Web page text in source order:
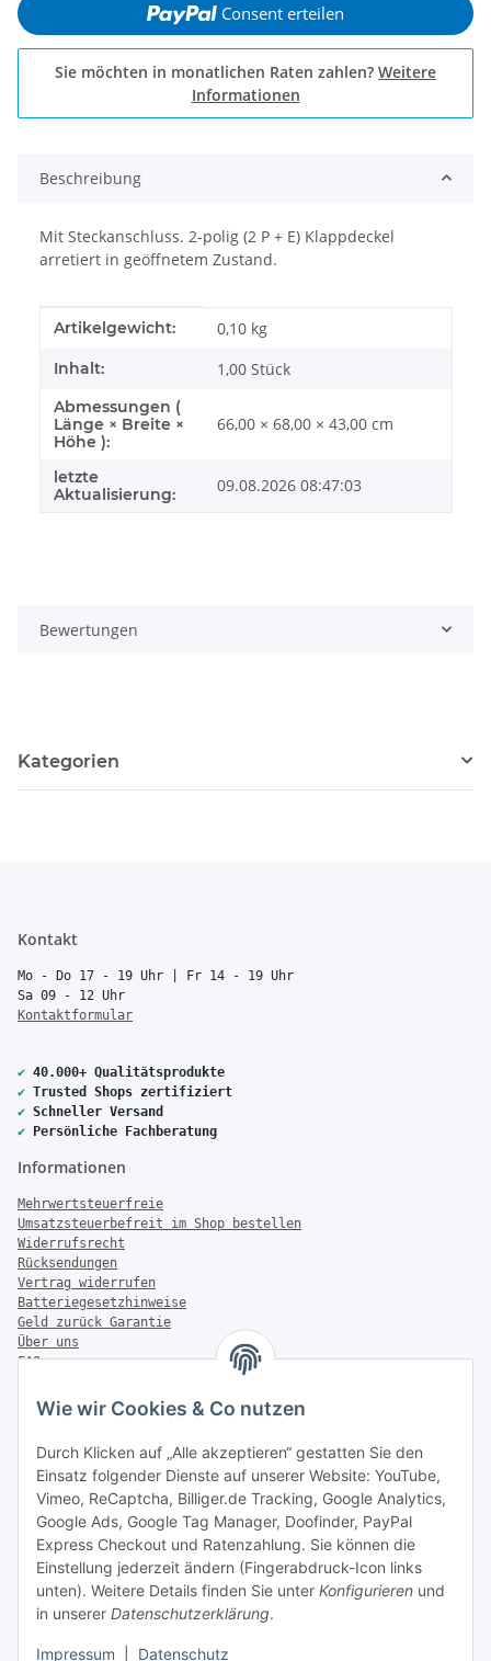
Wie wir Cookies & Co nutzen
Durch Klicken auf „Alle akzeptieren“ gestatten Sie den
Einsatz folgender Dienste auf unserer Website: YouTube,
Vimeo, ReCaptcha, Billiger.de Tracking, Google Analytics,
Google Ads, Google Tag Manager, Doofinder, PayPal
Express Checkout und Ratenzahlung. Sie können die
Einstellung jederzeit ändern (Fingerabdruck-Icon links
unten). Weitere Details finden Sie unter Konfigurieren und
in unserer Datenschutzerklärung.
Impressum Datenschutz
Consent erteilen
Sie möchten in monatlichen Raten zahlen? Weitere
Informationen
Beschreibung
Mit Steckanschluss. 2-polig (2 P + E) Klappdeckel
arretiert in geöffnetem Zustand.
Produkteigenschaft
Wert
Artikelgewicht: 0,10 kg
Inhalt: 1,00 Stück
Abmessungen (
Länge × Breite ×
Höhe ):
66,00 × 68,00 × 43,00 cm
letzte
Aktualisierung:
09.08.2026 08:47:03
Bewertungen
Kategorien
Kontakt
Mo - Do 17 - 19 Uhr | Fr 14 - 19 Uhr
Sa 09 - 12 Uhr
Kontaktformular
✔ 40.000+ Qualitätsprodukte
✔ Trusted Shops zertifiziert
✔ Schneller Versand
✔ Persönliche Fachberatung
Informationen
Mehrwertsteuerfreie
Umsatzsteuerbefreit im Shop bestellen
Widerrufsrecht
Rücksendungen
Vertrag widerrufen
Batteriegesetzhinweise
Geld zurück Garantie
Über uns
FAQ
Zahlung & Versand
Versandinformationen
Sonstiges